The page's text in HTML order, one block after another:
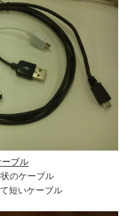
ーブル
のケーブル
短いケーブル